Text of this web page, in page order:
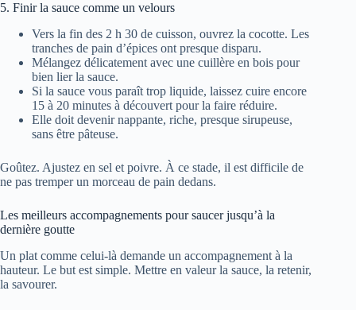
5. Finir la sauce comme un velours
Vers la fin des 2 h 30 de cuisson, ouvrez la cocotte. Les
tranches de pain d’épices ont presque disparu.
Mélangez délicatement avec une cuillère en bois pour
bien lier la sauce.
Si la sauce vous paraît trop liquide, laissez cuire encore
15 à 20 minutes à découvert pour la faire réduire.
Elle doit devenir nappante, riche, presque sirupeuse,
sans être pâteuse.
Goûtez. Ajustez en sel et poivre. À ce stade, il est difficile de
ne pas tremper un morceau de pain dedans.
Les meilleurs accompagnements pour saucer jusqu’à la
dernière goutte
Un plat comme celui-là demande un accompagnement à la
hauteur. Le but est simple. Mettre en valeur la sauce, la retenir,
la savourer.